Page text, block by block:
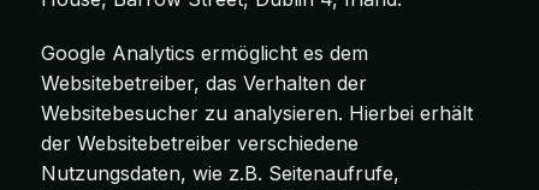
Google Analytics ermöglicht es dem
Websitebetreiber, das Verhalten der
Websitebesucher zu analysieren. Hierbei erhält
der Websitebetreiber verschiedene
Nutzungsdaten, wie z.B. Seitenaufrufe,